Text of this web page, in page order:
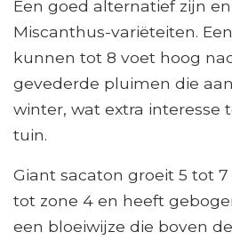
Een goed alternatief zijn
Miscanthus-variëteiten.
kunnen tot 8 voet hoog
gevederde pluimen die
winter, wat extra interesse
tuin.
Giant sacaton groeit 5 tot
tot zone 4 en heeft
een bloeiwijze die boven